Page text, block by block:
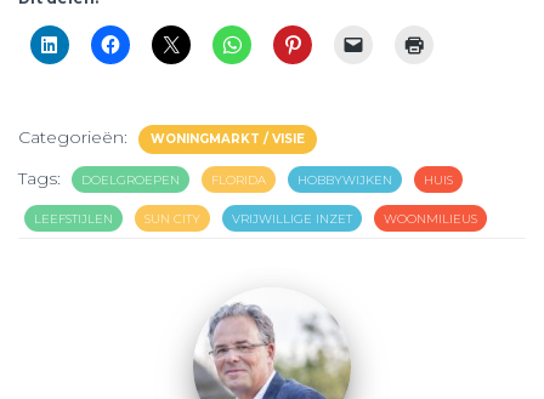
Categorieën: WONINGMARKT / VISIE
Tags: DOELGROEPEN FLORIDA HOBBYWIJKEN HUIS
LEEFSTIJLEN SUN CITY VRIJWILLIGE INZET WOONMILIEUS